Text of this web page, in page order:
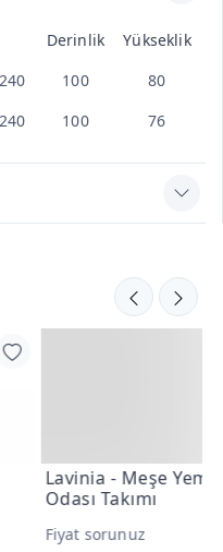
Derinlik
Yükseklik
100
80
100 76
- Meşe Yemek
Takımı
sorunuz